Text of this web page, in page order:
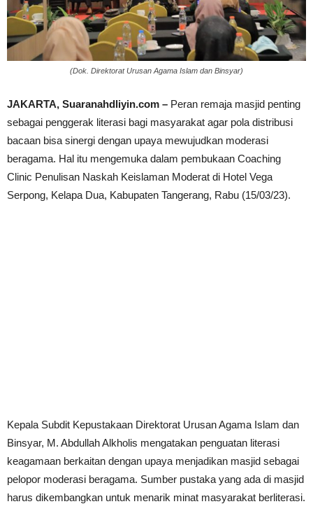
(Dok. Direktorat Urusan Agama Islam dan Binsyar)
JAKARTA, Suaranahdliyin.com – Peran remaja masjid penting
sebagai penggerak literasi bagi masyarakat agar pola distribusi
bacaan bisa sinergi dengan upaya mewujudkan moderasi
beragama. Hal itu mengemuka dalam pembukaan Coaching
Clinic Penulisan Naskah Keislaman Moderat di Hotel Vega
Serpong, Kelapa Dua, Kabupaten Tangerang, Rabu (15/03/23).
Kepala Subdit Kepustakaan Direktorat Urusan Agama Islam dan
Binsyar, M. Abdullah Alkholis mengatakan penguatan literasi
keagamaan berkaitan dengan upaya menjadikan masjid sebagai
pelopor moderasi beragama. Sumber pustaka yang ada di masjid
harus dikembangkan untuk menarik minat masyarakat berliterasi.